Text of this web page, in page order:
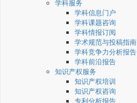
学科服务
学科信息门户
学科课题咨询
学科情报订阅
学术规范与投稿指南
学科竞争力分析报告
学科前沿报告
知识产权服务
知识产权培训
知识产权咨询
专利分析报告